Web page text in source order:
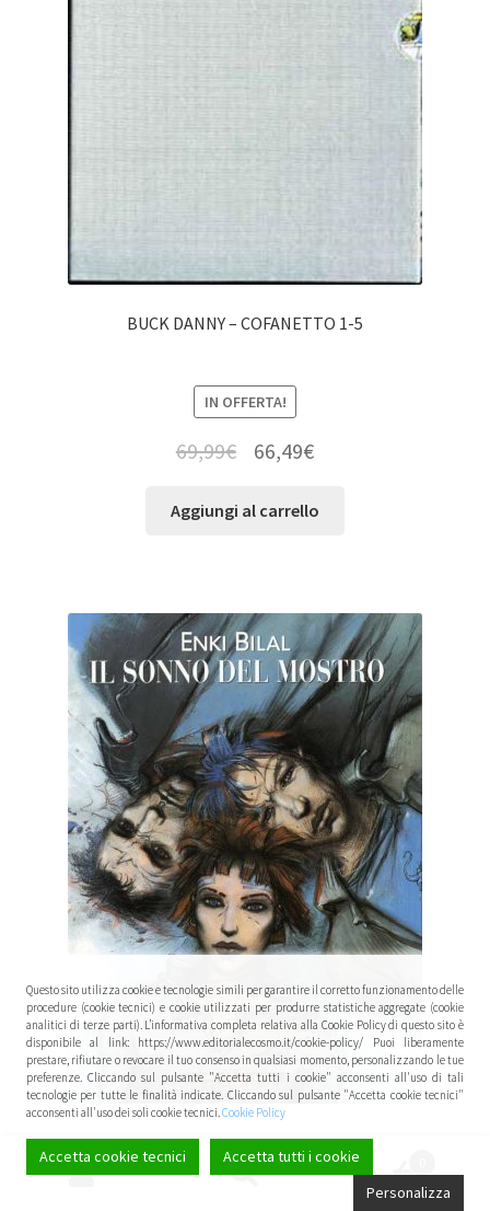
BUCK DANNY – COFANETTO 1-5
IN OFFERTA!
69,99€ 66,49€
Aggiungi al carrello
TETRALOGIA DEL MOSTRO – 4 VOLUMI
Questo sito utilizza cookie e tecnologie simili per garantire il corretto funzionamento delle
procedure (cookie tecnici) e cookie utilizzati per produrre statistiche aggregate (cookie
analitici di terze parti). L’informativa completa relativa alla Cookie Policy di questo sito è
disponibile al link: https://www.editorialecosmo.it/cookie-policy/ Puoi liberamente
prestare, rifiutare o revocare il tuo consenso in qualsiasi momento, personalizzando le tue
preferenze. Cliccando sul pulsante "Accetta tutti i cookie" acconsenti all'uso di tali
tecnologie per tutte le finalità indicate. Cliccando sul pulsante "Accetta cookie tecnici"
acconsenti all'uso dei soli cookie tecnici.Cookie Policy
Accetta cookie tecnici
Accetta tutti i cookie
Personalizza